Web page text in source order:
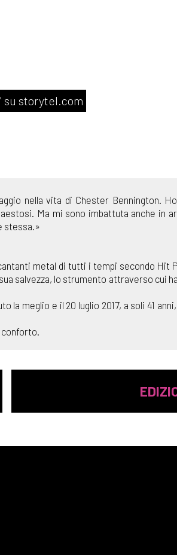
su storytel.com
nella vita di Chester Bennington.
Ma mi sono imbattuta anche in
stessa.»
metal di tutti i tempi secondo Hit
salvezza, lo strumento attraverso
meglio e il 20 luglio 2017, a soli 41
conforto.